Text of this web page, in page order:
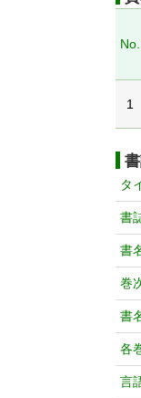
No.
1
タ
書
書
巻
書
各
言